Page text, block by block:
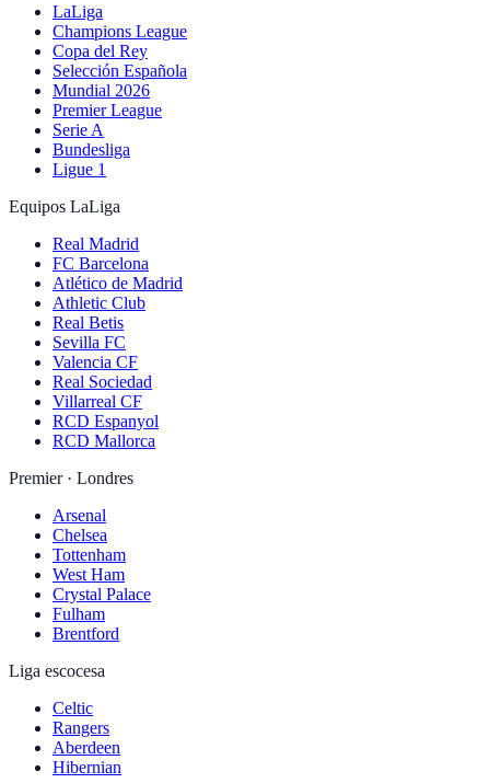
LaLiga
Champions League
Copa del Rey
Selección Española
Mundial 2026
Premier League
Serie A
Bundesliga
Ligue 1
Equipos LaLiga
Real Madrid
FC Barcelona
Atlético de Madrid
Athletic Club
Real Betis
Sevilla FC
Valencia CF
Real Sociedad
Villarreal CF
RCD Espanyol
RCD Mallorca
Premier · Londres
Arsenal
Chelsea
Tottenham
West Ham
Crystal Palace
Fulham
Brentford
Liga escocesa
Celtic
Rangers
Aberdeen
Hibernian